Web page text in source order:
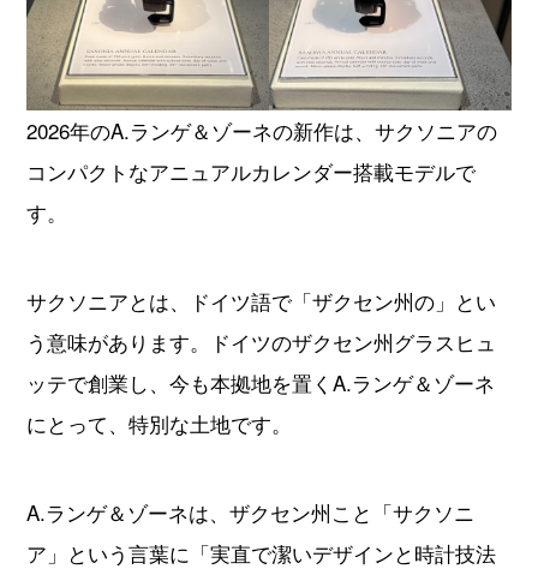
2026年のA.ランゲ＆ゾーネの新作は、サクソニアの
コンパクトなアニュアルカレンダー搭載モデルで
す。
サクソニアとは、ドイツ語で「ザクセン州の」とい
う意味があります。ドイツのザクセン州グラスヒュ
ッテで創業し、今も本拠地を置くA.ランゲ＆ゾーネ
にとって、特別な土地です。
A.ランゲ＆ゾーネは、ザクセン州こと「サクソニ
ア」という言葉に「実直で潔いデザインと時計技法